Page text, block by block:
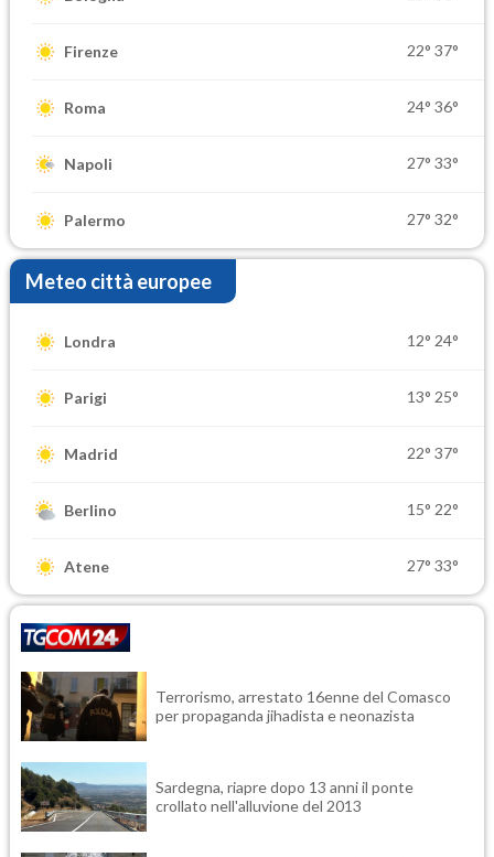
Firenze 22° 37°
Roma 24° 36°
Napoli 27° 33°
Palermo 27° 32°
Meteo città europee
Londra 12° 24°
Parigi 13° 25°
Madrid 22° 37°
Berlino 15° 22°
Atene 27° 33°
Terrorismo, arrestato 16enne del Comasco
per propaganda jihadista e neonazista
Sardegna, riapre dopo 13 anni il ponte
crollato nell'alluvione del 2013